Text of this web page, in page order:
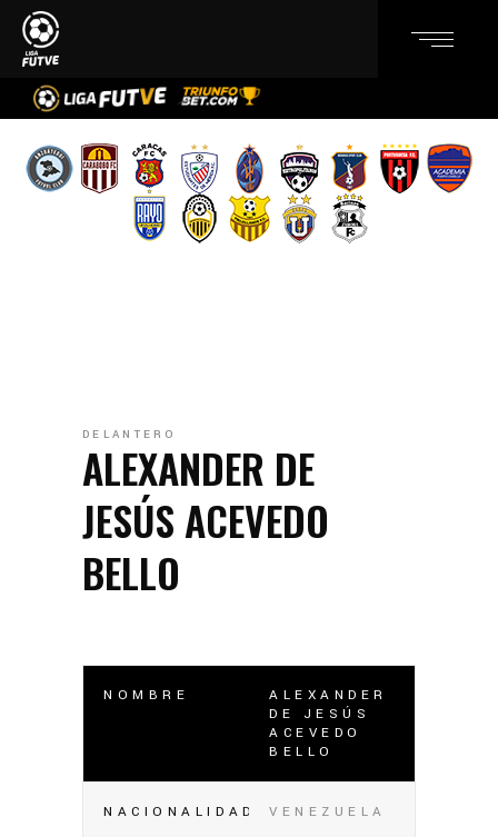
DELANTERO
ALEXANDER DE
JESÚS ACEVEDO
BELLO
NOMBRE
ALEXANDER
DE JESÚS
ACEVEDO
BELLO
NACIONALIDAD VENEZUELA